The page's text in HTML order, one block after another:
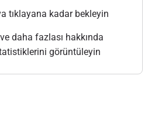
tıklayana kadar bekleyin
daha fazlası hakkında
görüntüleyin